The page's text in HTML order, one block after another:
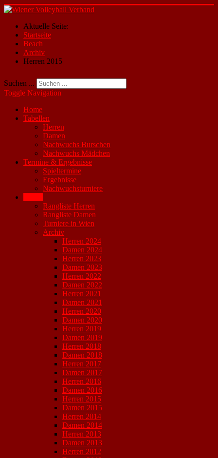
Aktuelle Seite:
Startseite
Beach
Archiv
Herren 2015
Suchen ...
Toggle Navigation
Home
Tabellen
Herren
Damen
Nachwuchs Burschen
Nachwuchs Mädchen
Termine & Ergebnisse
Spieltermine
Ergebnisse
Nachwuchsturniere
Rangliste Herren
Rangliste Damen
Turniere in Wien
Archiv
Herren 2024
Damen 2024
Herren 2023
Damen 2023
Herren 2022
Damen 2022
Herren 2021
Damen 2021
Herren 2020
Damen 2020
Herren 2019
Damen 2019
Herren 2018
Damen 2018
Herren 2017
Damen 2017
Herren 2016
Damen 2016
Herren 2015
Damen 2015
Herren 2014
Damen 2014
Herren 2013
Damen 2013
Herren 2012